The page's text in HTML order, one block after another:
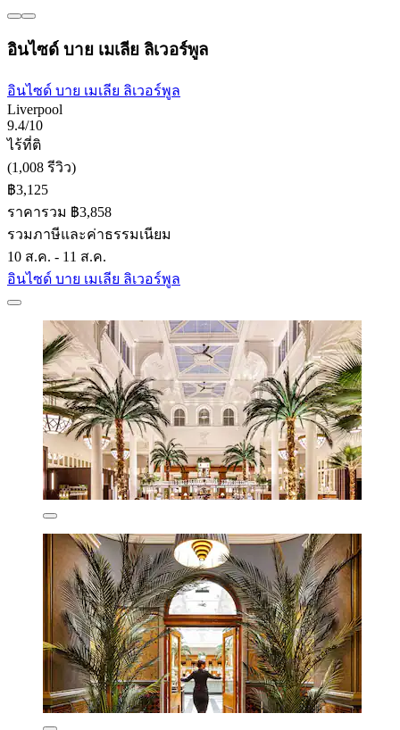
อินไซด์ บาย เมเลีย ลิเวอร์พูล
อินไซด์ บาย เมเลีย ลิเวอร์พูล
Liverpool
9.4/10
ไร้ที่ติ
(1,008 รีวิว)
฿3,125
ราคารวม ฿3,858
รวมภาษีและค่าธรรมเนียม
10 ส.ค. - 11 ส.ค.
อินไซด์ บาย เมเลีย ลิเวอร์พูล